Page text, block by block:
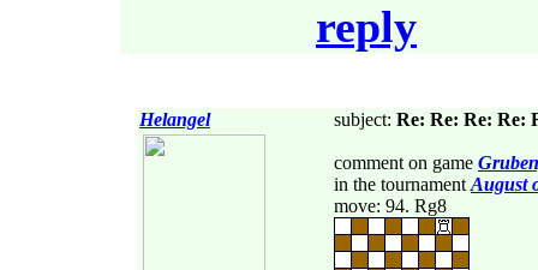
reply
Helangel subject: Re: Re: Re: Re:
comment on game
in the tournament August
move: 94. Rg8